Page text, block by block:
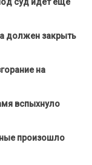
суд идет еще
должен закрыть
на
вспыхнуло
произошло